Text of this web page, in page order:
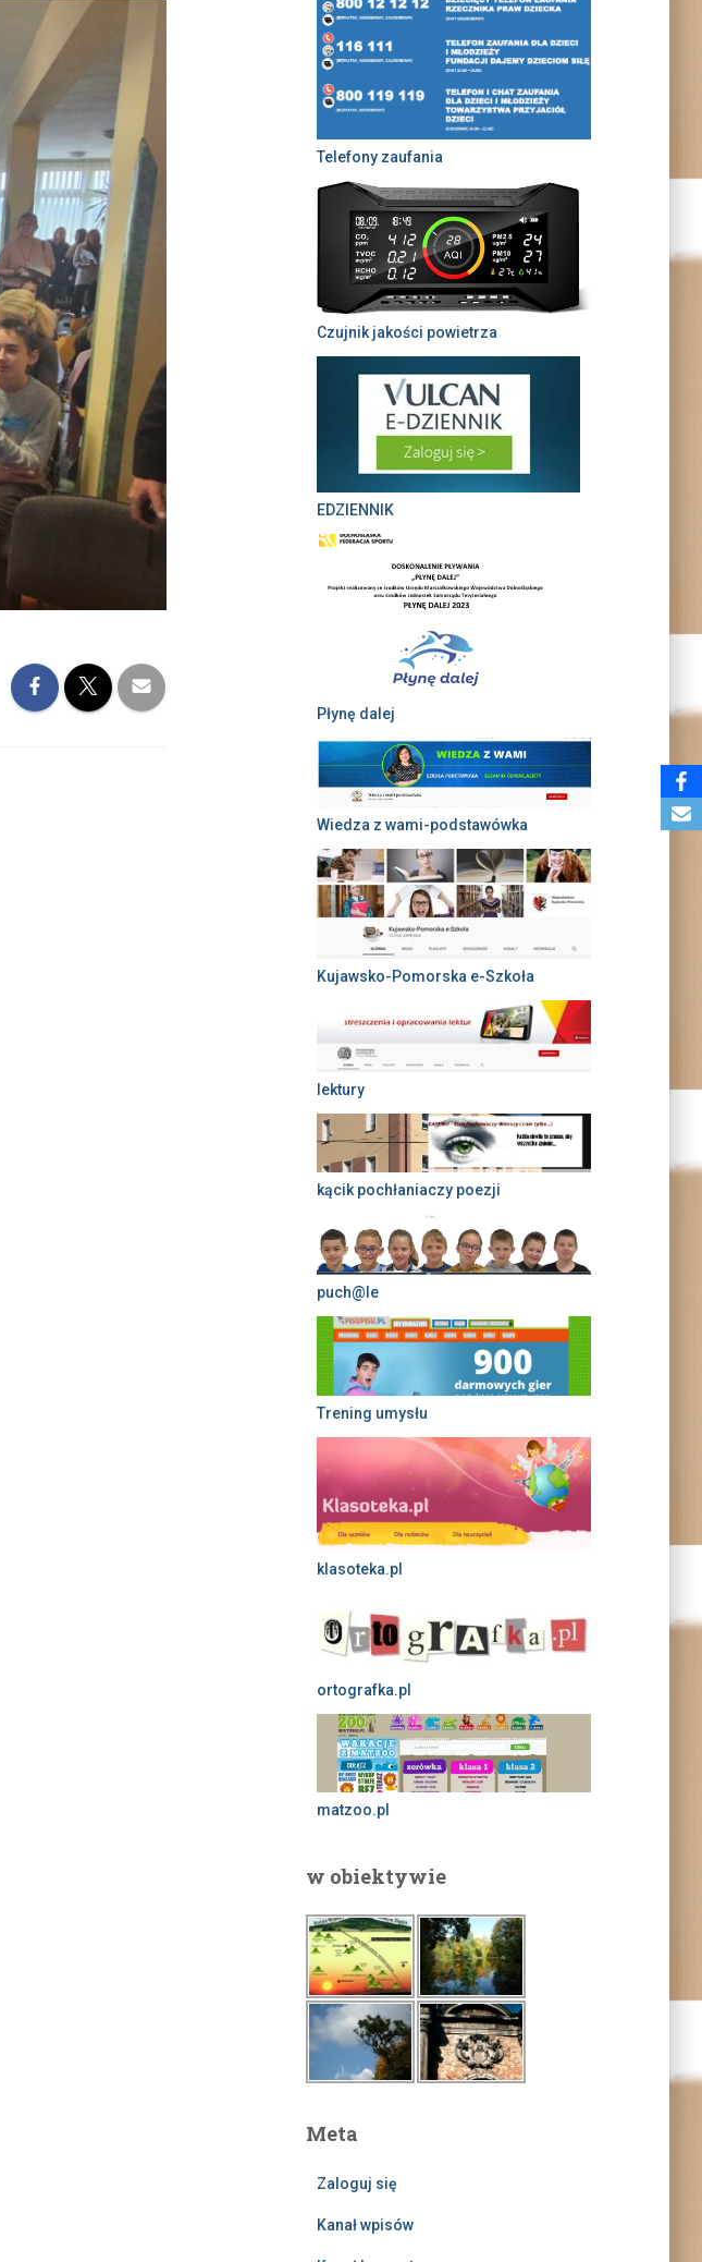
Telefony zaufania
Czujnik jakości powietrza
EDZIENNIK
Płynę dalej
Wiedza z wami-podstawówka
Kujawsko-Pomorska e-Szkoła
lektury
kącik pochłaniaczy poezji
puch@le
Trening umysłu
klasoteka.pl
ortografka.pl
matzoo.pl
w obiektywie
Meta
Zaloguj się
Kanał wpisów